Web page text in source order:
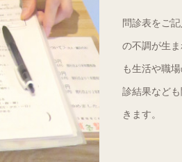
問診表をご
の不調が生
も生活や職
診結果など
きます。